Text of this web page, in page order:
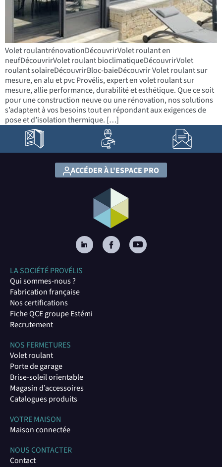
Volet roulantrénovationDécouvrirVolet roulant en
neufDécouvrirVolet roulant bioclimatiqueDécouvrirVolet
roulant solaireDécouvrirBloc-baieDécouvrir Volet roulant sur
mesure, en alu et pvc Provélis, expert en volet roulant sur
mesure, allie performance, durabilité et esthétique. Que ce soit
pour une construction neuve ou une rénovation, nos solutions
s’adaptent à vos besoins tout en répondant aux exigences de
pose et d’isolation thermique. […]
ACCÉDER À L'ESPACE PRO
LA SOCIÉTÉ PROVÉLIS
Qui sommes-nous ?
Fabrication française
Nos certifications
Fiche QCE groupe Estémi
Recrutement
NOS FERMETURES
Volet roulant
Porte de garage
Brise-soleil orientable
Magasin d’accessoires
Catalogues produits
VOTRE MAISON
Maison connectée
NOUS CONTACTER
Contact